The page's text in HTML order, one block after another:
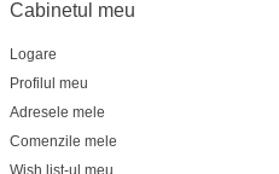
Cabinetul meu
Logare
Profilul meu
Adresele mele
Comenzile mele
Wish list-ul meu